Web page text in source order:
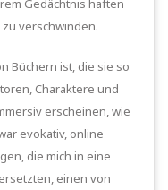
verschwinden.
Büchern ist, die sie so
Charaktere und
erscheinen, wie
evokativ, online
die mich in eine
einen von